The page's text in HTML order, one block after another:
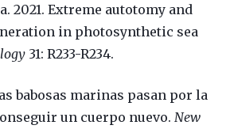
2021. Extreme autotomy and
in photosynthetic sea
31: R233-R234.
babosas marinas pasan por la
un cuerpo nuevo. New